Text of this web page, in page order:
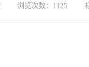
浏览次数：1125